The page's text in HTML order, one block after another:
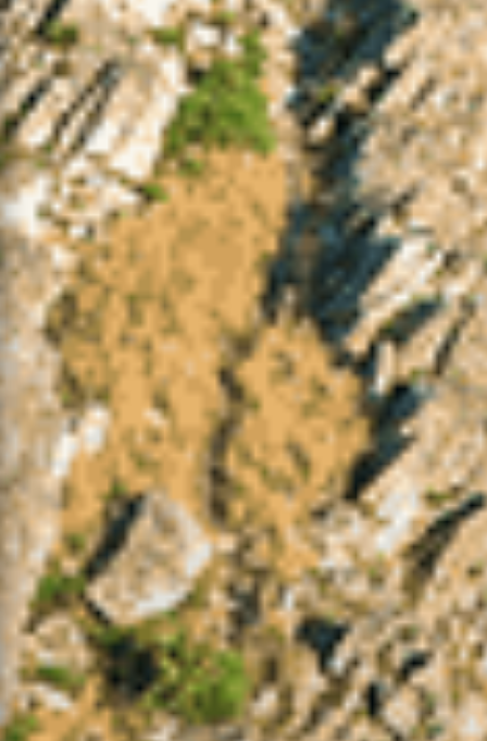
Temperatura Mín / Máx
- / -
Intensidade / Direção do
Vento
- / -
Humidade Relativa Mín /
Máx
- / -
Precipitação
-
Perigo de Incêndio Rural
- (Consulte as condicionantes)
Notícias em Destaque